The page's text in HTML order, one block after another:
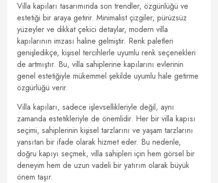
Villa kapıları tasarımında son trendler, özgünlüğü ve
estetiği bir araya getirir. Minimalist çizgiler, pürüzsüz
yüzeyler ve dikkat çekici detaylar, modern villa
kapılarının imzası haline gelmiştir. Renk paletleri
genişledikçe, kişisel tercihlerle uyumlu renk seçenekleri
de artmıştır. Bu, villa sahiplerine kapılarını evlerinin
genel estetiğiyle mükemmel şekilde uyumlu hale getirme
özgürlüğü verir.
Villa kapıları, sadece işlevsellikleriyle değil, aynı
zamanda estetikleriyle de önemlidir. Her bir villa kapısı
seçimi, sahiplerinin kişisel tarzlarını ve yaşam tarzlarını
yansıtan bir ifade olarak hizmet eder. Bu nedenle,
doğru kapıyı seçmek, villa sahipleri için hem görsel bir
deneyim hem de uzun vadeli bir yatırım olarak büyük
önem taşır.